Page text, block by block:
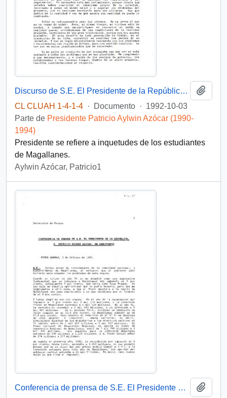
Discurso de S.E. El Presidente de la República D. Patricio Aylwin Azocar, en reunión con jóvenes universitarios de Magallanes
CL CLUAH 1-4-1-4 · Documento · 1992-10-03
Parte de Presidente Patricio Aylwin Azócar (1990-
1994)
Presidente se refiere a inquetudes de los estudiantes
de Magallanes.
Aylwin Azócar, Patricio1
Conferencia de prensa de S.E. El Presidente de la República D. Patricio Aylwin Azocar en aeropuerto